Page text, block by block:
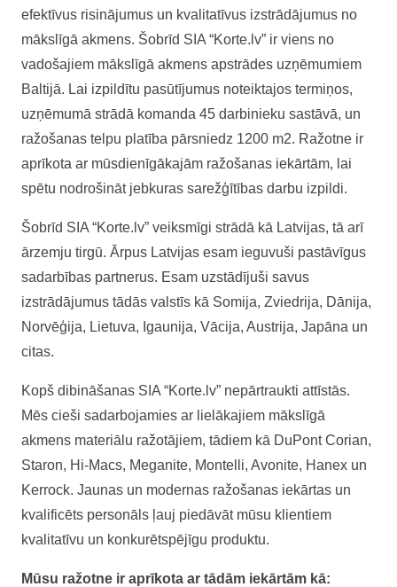
efektīvus risinājumus un kvalitatīvus izstrādājumus no
mākslīgā akmens. Šobrīd SIA “Korte.lv” ir viens no
vadošajiem mākslīgā akmens apstrādes uzņēmumiem
Baltijā. Lai izpildītu pasūtījumus noteiktajos termiņos,
uzņēmumā strādā komanda 45 darbinieku sastāvā, un
ražošanas telpu platība pārsniedz 1200 m2. Ražotne ir
aprīkota ar mūsdienīgākajām ražošanas iekārtām, lai
spētu nodrošināt jebkuras sarežģītības darbu izpildi.
Šobrīd SIA “Korte.lv” veiksmīgi strādā kā Latvijas, tā arī
ārzemju tirgū. Ārpus Latvijas esam ieguvuši pastāvīgus
sadarbības partnerus. Esam uzstādījuši savus
izstrādājumus tādās valstīs kā Somija, Zviedrija, Dānija,
Norvēģija, Lietuva, Igaunija, Vācija, Austrija, Japāna un
citas.
Kopš dibināšanas SIA “Korte.lv” nepārtraukti attīstās.
Mēs cieši sadarbojamies ar lielākajiem mākslīgā
akmens materiālu ražotājiem, tādiem kā DuPont Corian,
Staron, Hi-Macs, Meganite, Montelli, Avonite, Hanex un
Kerrock. Jaunas un modernas ražošanas iekārtas un
kvalificēts personāls ļauj piedāvāt mūsu klientiem
kvalitatīvu un konkurētspējīgu produktu.
Mūsu ražotne ir aprīkota ar tādām iekārtām kā: